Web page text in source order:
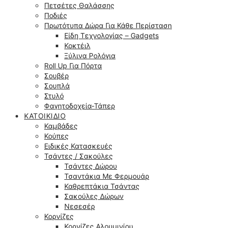
Πετσέτες Θαλάσσης
Ποδιές
Πρωτότυπα Δώρα Για Κάθε Περίσταση
Είδη Τεχνολογίας – Gadgets
Κοκτέιλ
Ξύλινα Ρολόγια
Roll Up Για Πόρτα
Σουβέρ
Σουπλά
Στυλό
Φαγητοδοχεία-Τάπερ
ΚΑΤΟΙΚΊΔΙΟ
Καμβάδες
Κούπες
Ειδικές Κατασκευές
Τσάντες / Σακούλες
Τσάντες Δώρου
Τσαντάκια Με Φερμουάρ
Καθρεπτάκια Τσάντας
Σακούλες Δώρων
Νεσεσέρ
Κορνίζες
Κορνίζες Αλουμινίου